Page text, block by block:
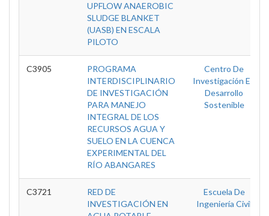
UPFLOW ANAEROBIC
SLUDGE BLANKET
(UASB) EN ESCALA
PILOTO
C3905
PROGRAMA
INTERDISCIPLINARIO
DE INVESTIGACIÓN
PARA MANEJO
INTEGRAL DE LOS
RECURSOS AGUA Y
SUELO EN LA CUENCA
EXPERIMENTAL DEL
RÍO ABANGARES
Centro De
Investigación En
Desarrollo
Sostenible
C3721
RED DE
INVESTIGACIÓN EN
Escuela De
Ingeniería Civil